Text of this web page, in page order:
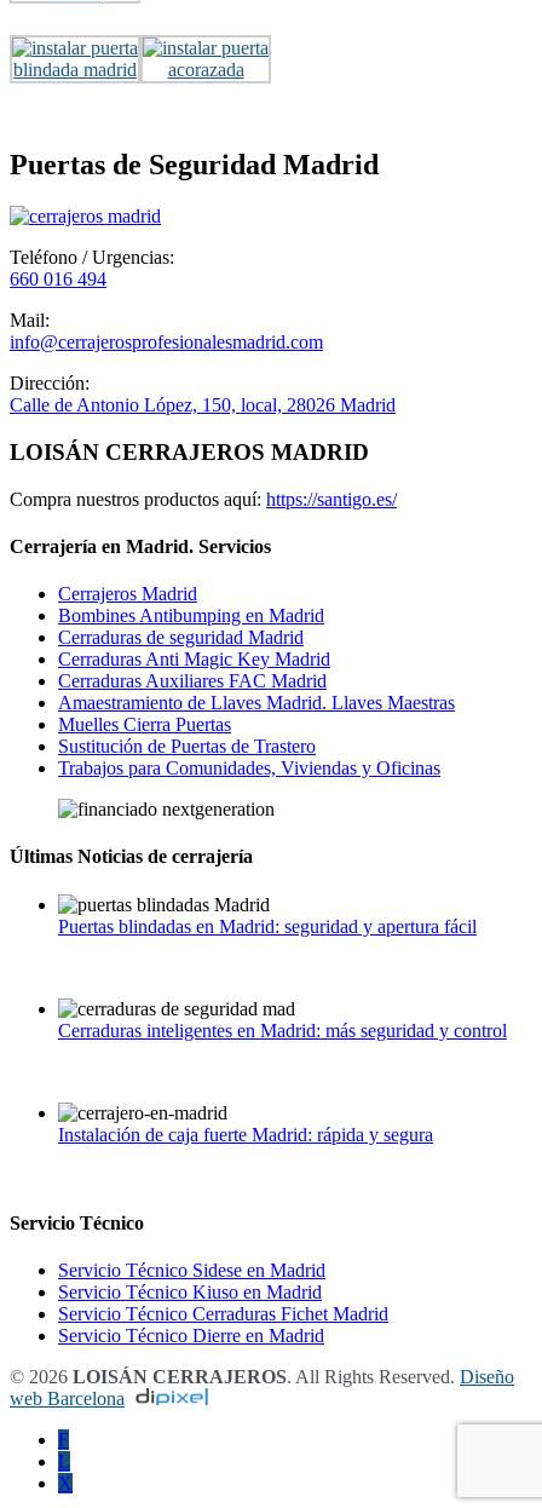
Puertas de Seguridad Madrid
Teléfono / Urgencias:
660 016 494
Mail:
info@cerrajerosprofesionalesmadrid.com
Dirección:
Calle de Antonio López, 150, local, 28026 Madrid
LOISÁN CERRAJEROS MADRID
Compra nuestros productos aquí: https://santigo.es/
Cerrajería en Madrid. Servicios
Cerrajeros Madrid
Bombines Antibumping en Madrid
Cerraduras de seguridad Madrid
Cerraduras Anti Magic Key Madrid
Cerraduras Auxiliares FAC Madrid
Amaestramiento de Llaves Madrid. Llaves Maestras
Muelles Cierra Puertas
Sustitución de Puertas de Trastero
Trabajos para Comunidades, Viviendas y Oficinas
Últimas Noticias de cerrajería
Puertas blindadas en Madrid: seguridad y apertura fácil
Cerraduras inteligentes en Madrid: más seguridad y control
Instalación de caja fuerte Madrid: rápida y segura
Servicio Técnico
Servicio Técnico Sidese en Madrid
Servicio Técnico Kiuso en Madrid
Servicio Técnico Cerraduras Fichet Madrid
Servicio Técnico Dierre en Madrid
© 2026 LOISÁN CERRAJEROS. All Rights Reserved. Diseño
web Barcelona
F
L
X